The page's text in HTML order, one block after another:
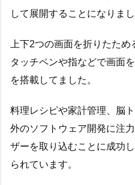
して展開することになりまし
上下2つの画面を折りたた
タッチペンや指などで画面
を搭載してました。
料理レシピや家計管理、脳
外のソフトウェア開発に注
ザーを取り込むことに成功
られています。